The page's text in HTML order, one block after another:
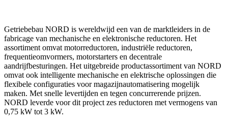
Getriebebau NORD is wereldwijd een van de marktleiders in de
fabricage van mechanische en elektronische reductoren. Het
assortiment omvat motorreductoren, industriële reductoren,
frequentieomvormers, motorstarters en decentrale
aandrijfbesturingen. Het uitgebreide productassortiment van NORD
omvat ook intelligente mechanische en elektrische oplossingen die
flexibele configuraties voor magazijnautomatisering mogelijk
maken. Met snelle levertijden en tegen concurrerende prijzen.
NORD leverde voor dit project zes reductoren met vermogens van
0,75 kW tot 3 kW.